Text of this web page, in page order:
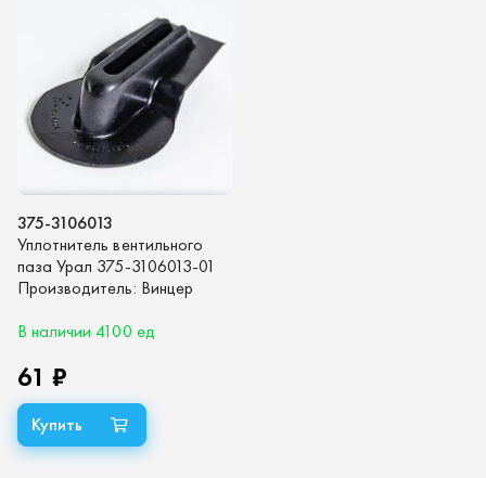
375-3106013
Уплотнитель вентильного
паза Урал 375-3106013-01
Производитель: Винцер
В наличии 4100 ед
61 ₽